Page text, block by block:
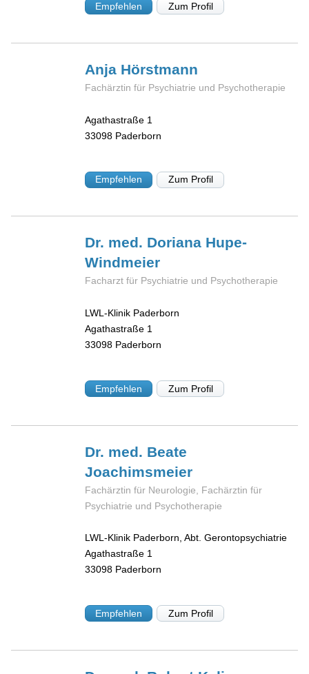
Empfehlen Zum Profil
Anja Hörstmann
Fachärztin für Psychiatrie und Psychotherapie
Agathastraße 1
33098 Paderborn
Empfehlen Zum Profil
Dr. med. Doriana Hupe-
Windmeier
Facharzt für Psychiatrie und Psychotherapie
LWL-Klinik Paderborn
Agathastraße 1
33098 Paderborn
Empfehlen Zum Profil
Dr. med. Beate
Joachimsmeier
Fachärztin für Neurologie, Fachärztin für
Psychiatrie und Psychotherapie
LWL-Klinik Paderborn, Abt. Gerontopsychiatrie
Agathastraße 1
33098 Paderborn
Empfehlen Zum Profil